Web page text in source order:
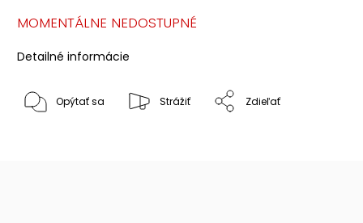
MOMENTÁLNE NEDOSTUPNÉ
Detailné informácie
Opýtať sa Strážiť Zdieľať